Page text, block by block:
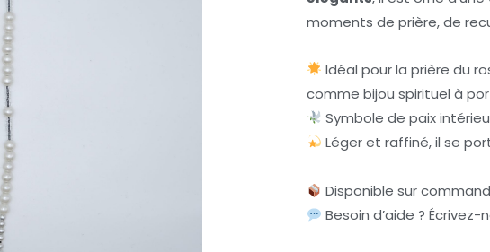
moments de prière, de
Idéal pour la prière du
comme bijou spirituel à
Symbole de paix
Léger et raffiné, il se
Disponible sur
Besoin d’aide ?